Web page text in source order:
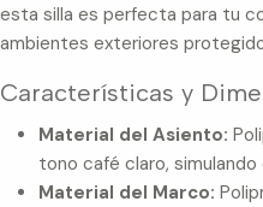
esta silla es perfecta para tu
ambientes exteriores
Características y
Material del Asiento:
tono café claro,
Material del Marco: